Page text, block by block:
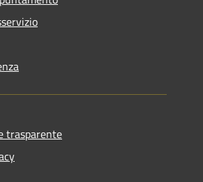
trasparente